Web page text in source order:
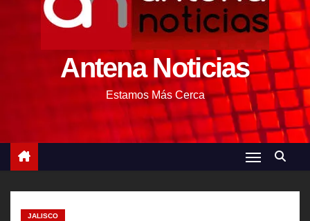
Antena Noticias
Estamos Más Cerca
JALISCO